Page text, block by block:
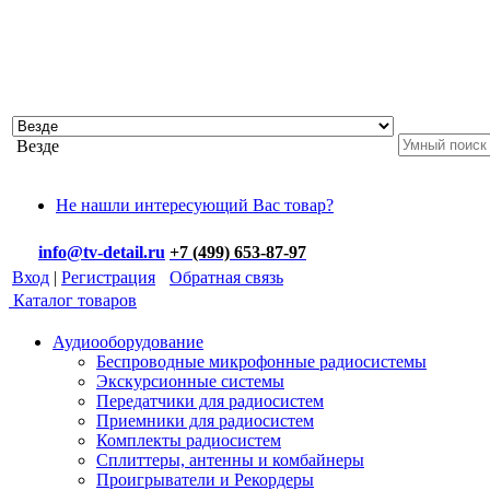
Везде
Не нашли интересующий Вас товар?
info@tv-detail.ru +7 (499) 653-87-97
Вход | Регистрация
Обратная связь
Каталог товаров
Аудиооборудование
Беспроводные микрофонные радиосистемы
Экскурсионные системы
Передатчики для радиосистем
Приемники для радиосистем
Комплекты радиосистем
Сплиттеры, антенны и комбайнеры
Проигрыватели и Рекордеры